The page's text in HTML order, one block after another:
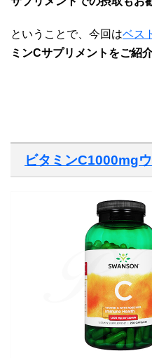
ということで、今回はベス
ミンCサプリメントをご紹
ビタミンC1000mg